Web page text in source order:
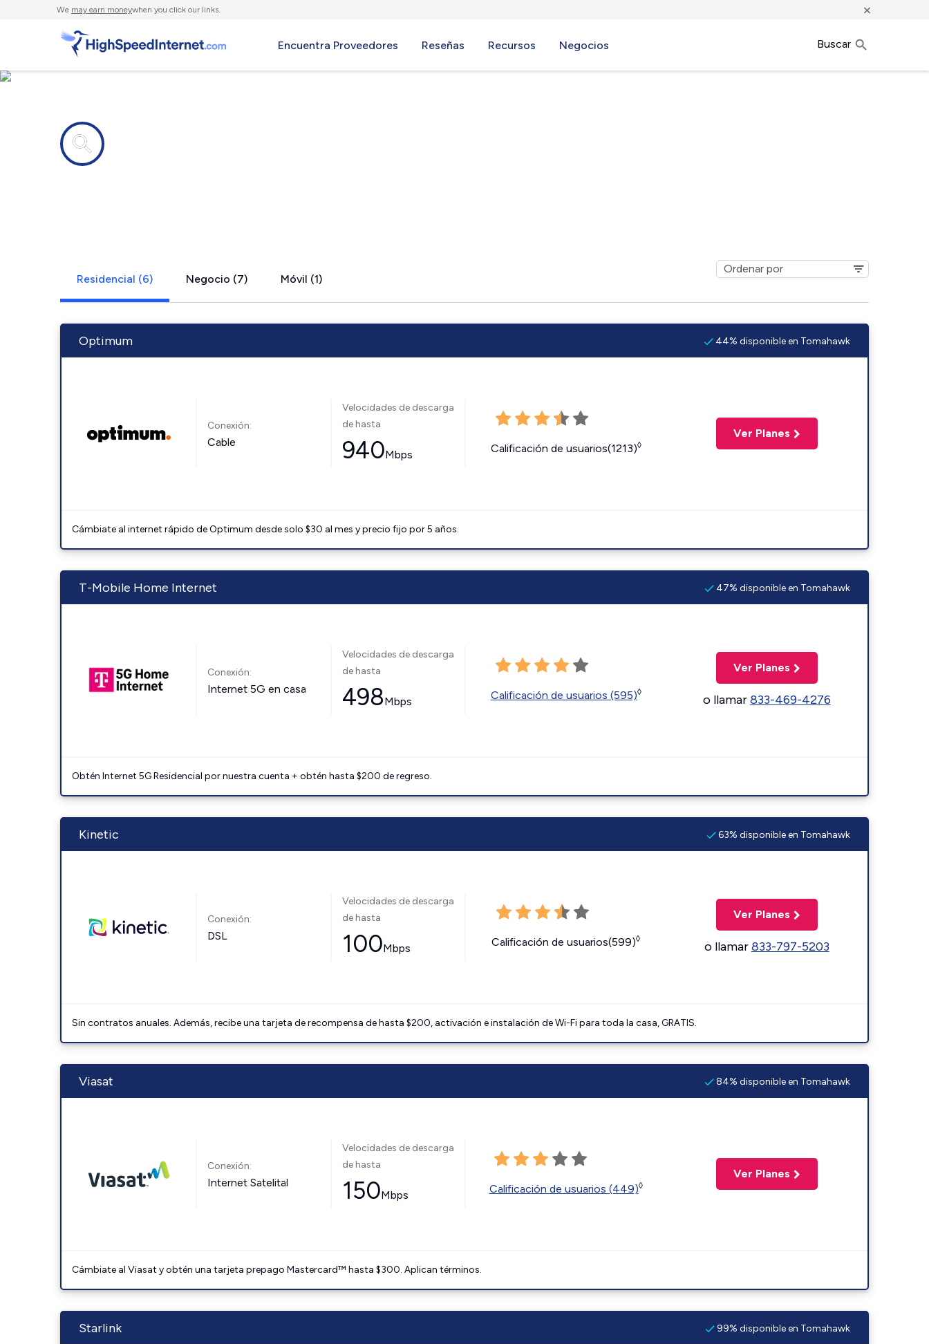
We may earn moneywhen you click our links. ×
Encuentra Proveedores Reseñas Recursos Negocios Buscar
Residencial (6) Negocio (7) Móvil (1)
Optimum 44% disponible en Tomahawk
Conexión:
Cable
Velocidades de descarga
de hasta
940Mbps Calificación de usuarios(1213)◊
Ver Planes
Cámbiate al internet rápido de Optimum desde solo $30 al mes y precio fijo por 5 años.
T-Mobile Home Internet 47% disponible en Tomahawk
Conexión:
Internet 5G en casa
Velocidades de descarga
de hasta
498Mbps Calificación de usuarios (595)◊
Ver Planes
o llamar833-469-4276
Obtén Internet 5G Residencial por nuestra cuenta + obtén hasta $200 de regreso.
Kinetic 63% disponible en Tomahawk
Conexión:
DSL
Velocidades de descarga
de hasta
100Mbps Calificación de usuarios(599)◊
Ver Planes
o llamar833-797-5203
Sin contratos anuales. Además, recibe una tarjeta de recompensa de hasta $200, activación e instalación de Wi-Fi para toda la casa, GRATIS.
Viasat 84% disponible en Tomahawk
Conexión:
Internet Satelital
Velocidades de descarga
de hasta
150Mbps Calificación de usuarios (449)◊
Ver Planes
Cámbiate al Viasat y obtén una tarjeta prepago Mastercard™ hasta $300. Aplican términos.
Starlink 99% disponible en Tomahawk